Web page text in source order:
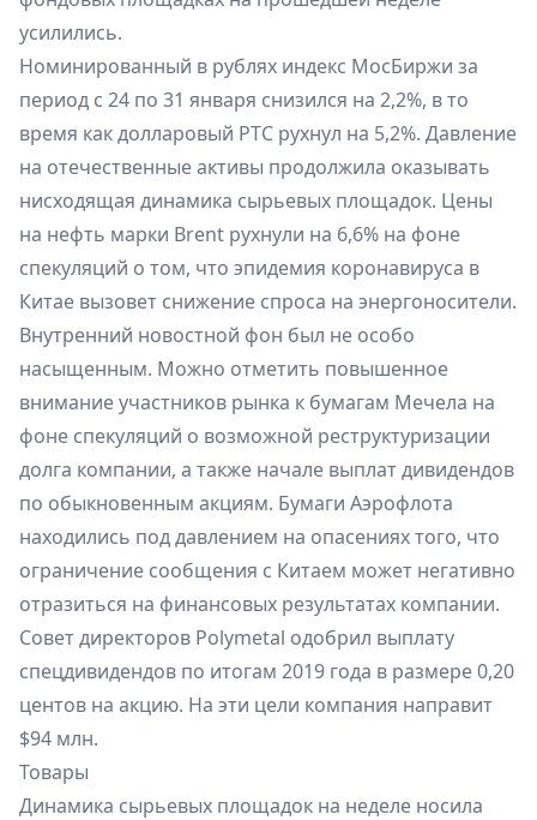
усилились.
Номинированный в рублях индекс МосБиржи за
период с 24 по 31 января снизился на 2,2%, в то
время как долларовый РТС рухнул на 5,2%. Давление
на отечественные активы продолжила оказывать
нисходящая динамика сырьевых площадок. Цены
на нефть марки Brent рухнули на 6,6% на фоне
спекуляций о том, что эпидемия коронавируса в
Китае вызовет снижение спроса на энергоносители.
Внутренний новостной фон был не особо
насыщенным. Можно отметить повышенное
внимание участников рынка к бумагам Мечела на
фоне спекуляций о возможной реструктуризации
долга компании, а также начале выплат дивидендов
по обыкновенным акциям. Бумаги Аэрофлота
находились под давлением на опасениях того, что
ограничение сообщения с Китаем может негативно
отразиться на финансовых результатах компании.
Совет директоров Polymetal одобрил выплату
спецдивидендов по итогам 2019 года в размере 0,20
центов на акцию. На эти цели компания направит
$94 млн.
Товары
Динамика сырьевых площадок на неделе носила